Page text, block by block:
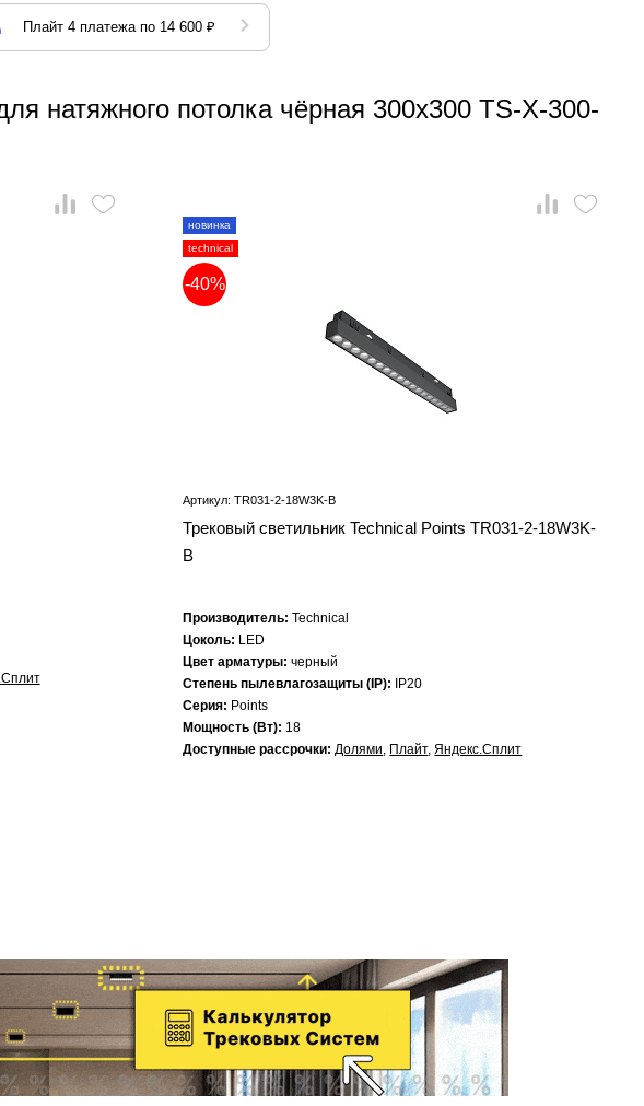
Плайт 4 платежа по 14 600 ₽
натяжного потолка чёрная 300x300 TS-X-300-
новинка
technical
-40%
Артикул: TR031-2-18W3K-B
Трековый светильник Technical Points TR031-2-18W3K-
B
Производитель:Technical
Цоколь: LED
Цвет арматуры:черный
Степень пылевлагозащиты (IP):
IP20
Серия: Points
Мощность (Вт): 18
Доступные рассрочки:Долями, Плайт,Яндекс.Сплит